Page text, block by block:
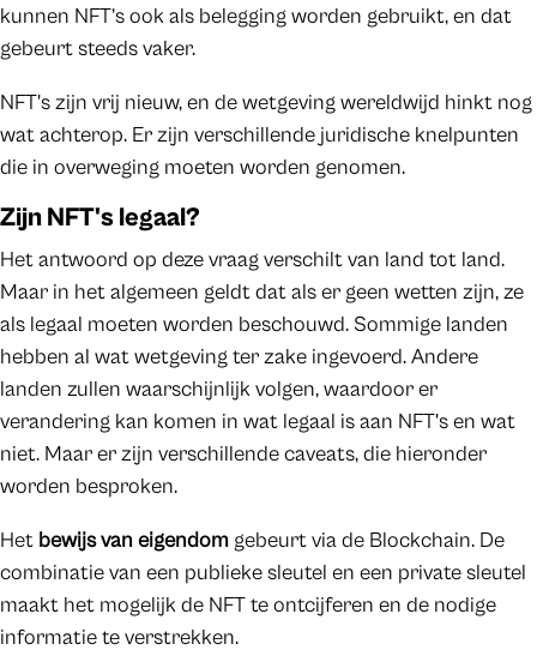
kunnen NFT’s ook als belegging worden gebruikt, en dat
gebeurt steeds vaker.
NFT's zijn vrij nieuw, en de wetgeving wereldwijd hinkt nog
wat achterop. Er zijn verschillende juridische knelpunten
die in overweging moeten worden genomen.
Zijn NFT's legaal?
Het antwoord op deze vraag verschilt van land tot land.
Maar in het algemeen geldt dat als er geen wetten zijn, ze
als legaal moeten worden beschouwd. Sommige landen
hebben al wat wetgeving ter zake ingevoerd. Andere
landen zullen waarschijnlijk volgen, waardoor er
verandering kan komen in wat legaal is aan NFT's en wat
niet. Maar er zijn verschillende caveats, die hieronder
worden besproken.
Het bewijs van eigendom gebeurt via de Blockchain. De
combinatie van een publieke sleutel en een private sleutel
maakt het mogelijk de NFT te ontcijferen en de nodige
informatie te verstrekken.